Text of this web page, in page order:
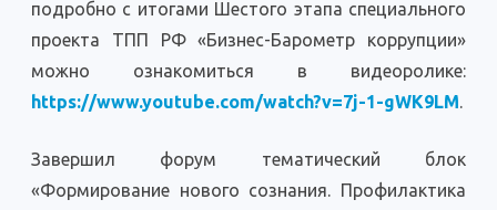
подробно с итогами Шестого этапа специального
проекта ТПП РФ «Бизнес-Барометр коррупции»
можно ознакомиться в видеоролике:
https://www.youtube.com/watch?v=7j-1-gWK9LM.
Завершил форум тематический блок
«Формирование нового сознания. Профилактика